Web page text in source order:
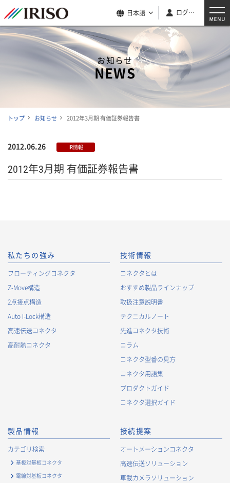
日本語 ログイン
お知らせ
NEWS
トップ お知らせ 2012年3月期 有価証券報告書
2012.06.26 IR情報
2012年3月期 有価証券報告書
私たちの強み
フローティングコネクタ
Z-Move構造
2点接点構造
Auto I-Lock構造
高速伝送コネクタ
高耐熱コネクタ
技術情報
コネクタとは
おすすめ製品ラインナップ
取扱注意説明書
テクニカルノート
先進コネクタ技術
コラム
コネクタ型番の見方
コネクタ用語集
プロダクトガイド
コネクタ選択ガイド
製品情報
カテゴリ検索
基板対基板コネクタ
電線対基板コネクタ
接続提案
オートメーションコネクタ
高速伝送ソリューション
車載カメラソリューション